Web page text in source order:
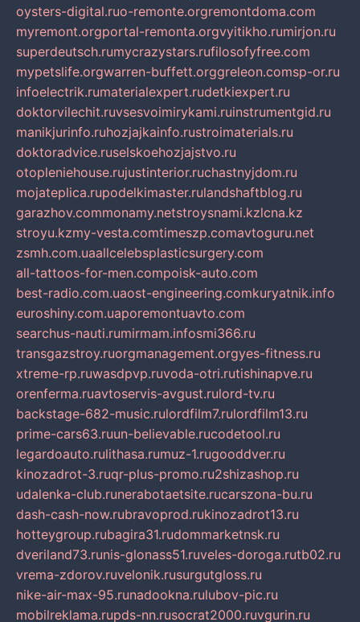
oysters-digital.ruo-remonte.orgremontdoma.com
myremont.orgportal-remonta.orgvyitikho.rumirjon.ru
superdeutsch.rumycrazystars.rufilosofyfree.com
mypetslife.orgwarren-buffett.orggreleon.comsp-or.ru
infoelectrik.rumaterialexpert.rudetkiexpert.ru
doktorvilechit.ruvsesvoimirykami.ruinstrumentgid.ru
manikjurinfo.ruhozjajkainfo.rustroimaterials.ru
doktoradvice.ruselskoehozjajstvo.ru
otopleniehouse.rujustinterior.ruchastnyjdom.ru
mojateplica.rupodelkimaster.rulandshaftblog.ru
garazhov.commonamy.netstroysnami.kzlcna.kz
stroyu.kzmy-vesta.comtimeszp.comavtoguru.net
zsmh.com.uaallcelebsplasticsurgery.com
all-tattoos-for-men.compoisk-auto.com
best-radio.com.uaost-engineering.comkuryatnik.info
euroshiny.com.uaporemontuavto.com
searchus-nauti.rumirmam.infosmi366.ru
transgazstroy.ruorgmanagement.orgyes-fitness.ru
xtreme-rp.ruwasdpvp.ruvoda-otri.rutishinapve.ru
orenferma.ruavtoservis-avgust.rulord-tv.ru
backstage-682-music.rulordfilm7.rulordfilm13.ru
prime-cars63.ruun-believable.rucodetool.ru
legardoauto.rulithasa.rumuz-1.rugooddver.ru
kinozadrot-3.ruqr-plus-promo.ru2shizashop.ru
udalenka-club.runerabotaetsite.rucarszona-bu.ru
dash-cash-now.rubravoprod.rukinozadrot13.ru
hotteygroup.rubagira31.rudommarketnsk.ru
dveriland73.runis-glonass51.ruveles-doroga.rutb02.ru
vrema-zdorov.ruvelonik.rusurgutgloss.ru
nike-air-max-95.runadookna.rulubov-pic.ru
mobilreklama.rupds-nn.rusocrat2000.ruvgurin.ru